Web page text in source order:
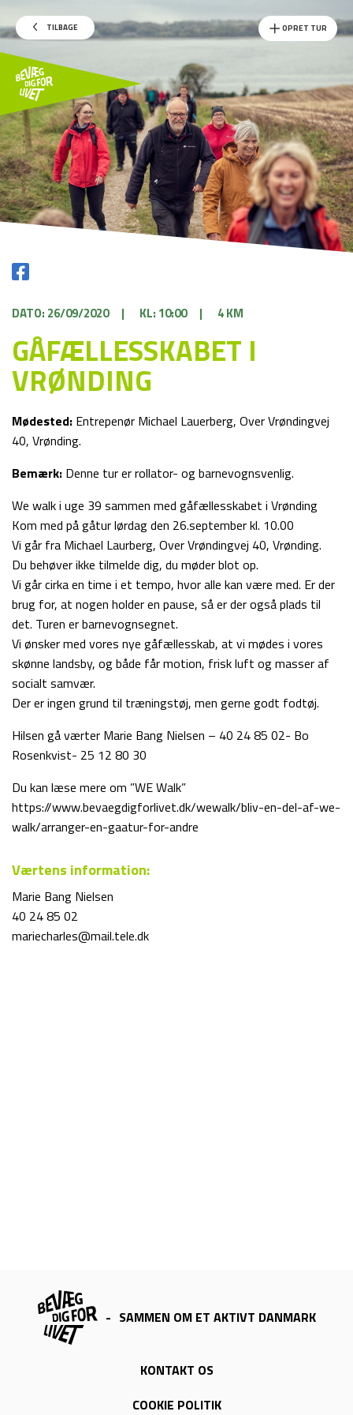
TILBAGE OPRET TUR
DATO: 26/09/2020 | KL: 10:00 | 4 KM
GÅFÆLLESSKABET I
VRØNDING
Mødested: Entrepenør Michael Lauerberg, Over Vrøndingvej
40, Vrønding.
Bemærk: Denne tur er rollator- og barnevognsvenlig.
We walk i uge 39 sammen med gåfællesskabet i Vrønding
Kom med på gåtur lørdag den 26.september kl. 10.00
Vi går fra Michael Laurberg, Over Vrøndingvej 40, Vrønding.
Du behøver ikke tilmelde dig, du møder blot op.
Vi går cirka en time i et tempo, hvor alle kan være med. Er der
brug for, at nogen holder en pause, så er der også plads til
det. Turen er barnevognsegnet.
Vi ønsker med vores nye gåfællesskab, at vi mødes i vores
skønne landsby, og både får motion, frisk luft og masser af
socialt samvær.
Der er ingen grund til træningstøj, men gerne godt fodtøj.
Hilsen gå værter Marie Bang Nielsen – 40 24 85 02- Bo
Rosenkvist- 25 12 80 30
Du kan læse mere om ”WE Walk”
https://www.bevaegdigforlivet.dk/wewalk/bliv-en-del-af-we-
walk/arranger-en-gaatur-for-andre
Værtens information:
Marie Bang Nielsen
40 24 85 02
mariecharles@mail.tele.dk
- SAMMEN OM ET AKTIVT DANMARK
KONTAKT OS
COOKIE POLITIK